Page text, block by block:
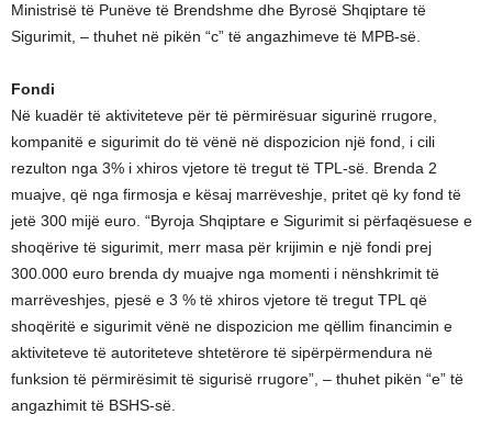
Ministrisë të Punëve të Brendshme dhe Byrosë Shqiptare të
Sigurimit, – thuhet në pikën “c” të angazhimeve të MPB-së.
Fondi
Në kuadër të aktiviteteve për të përmirësuar sigurinë rrugore,
kompanitë e sigurimit do të vënë në dispozicion një fond, i cili
rezulton nga 3% i xhiros vjetore të tregut të TPL-së. Brenda 2
muajve, që nga firmosja e kësaj marrëveshje, pritet që ky fond të
jetë 300 mijë euro. “Byroja Shqiptare e Sigurimit si përfaqësuese e
shoqërive të sigurimit, merr masa për krijimin e një fondi prej
300.000 euro brenda dy muajve nga momenti i nënshkrimit të
marrëveshjes, pjesë e 3 % të xhiros vjetore të tregut TPL që
shoqëritë e sigurimit vënë ne dispozicion me qëllim financimin e
aktiviteteve të autoriteteve shtetërore të sipërpërmendura në
funksion të përmirësimit të sigurisë rrugore”, – thuhet pikën “e” të
angazhimit të BSHS-së.